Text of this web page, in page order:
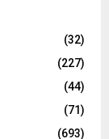
(32)
(227)
(44)
(71)
(693)